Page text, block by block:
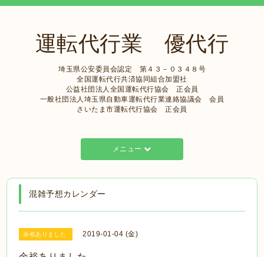
運転代行業 優代行
埼玉県公安委員会認定 第４３－０３４８号
全国運転代行共済協同組合加盟社
公益社団法人全国運転代行協会 正会員
一般社団法人埼玉県自動車運転代行業連絡協議会 会員
さいたま市運転代行協会 正会員
メニュー
混雑予想カレンダー
余裕ありました 2019-01-04 (金)